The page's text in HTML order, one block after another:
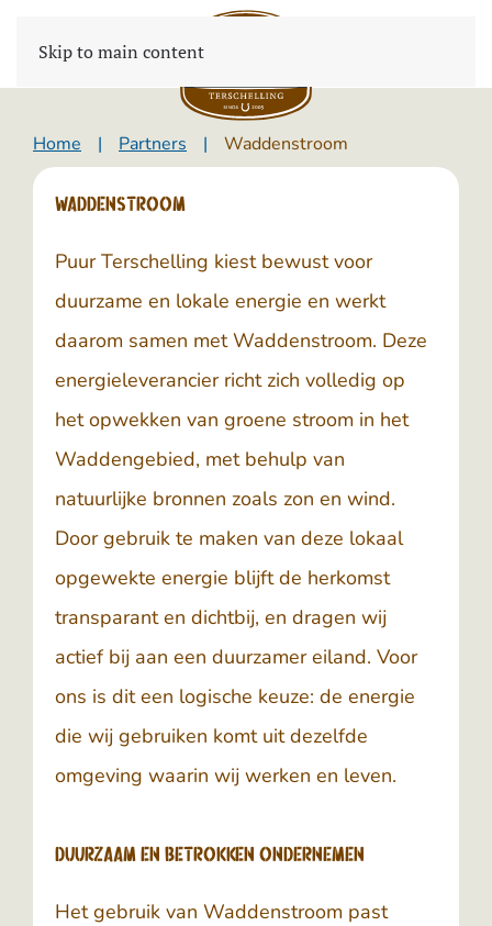
Skip to main content
Home Partners Waddenstroom
Waddenstroom
Puur Terschelling kiest bewust voor
duurzame en lokale energie en werkt
daarom samen metWaddenstroom. Deze
energieleverancier richt zich volledig op
het opwekken van groene stroom in het
Waddengebied, met behulp van
natuurlijke bronnen zoals zon en wind.
Door gebruik te maken van deze lokaal
opgewekte energie blijft de herkomst
transparant en dichtbij, en dragen wij
actief bij aan een duurzamer eiland. Voor
ons is dit een logische keuze: de energie
die wij gebruiken komt uit dezelfde
omgeving waarin wij werken en leven.
Duurzaam en betrokken ondernemen
Het gebruik van Waddenstroom past